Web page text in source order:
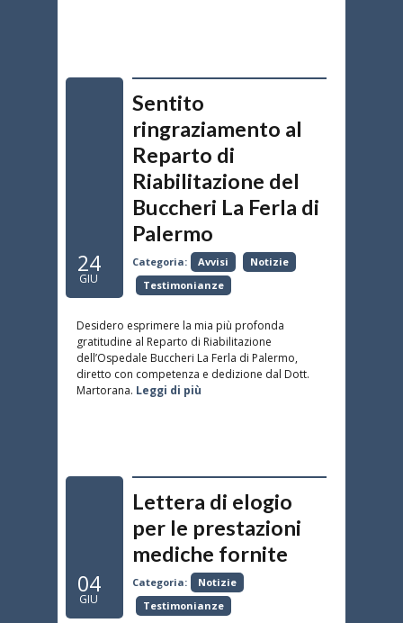
24
GIU
Sentito
ringraziamento al
Reparto di
Riabilitazione del
Buccheri La Ferla di
Palermo
Categoria: Avvisi
Notizie
Testimonianze
Desidero esprimere la mia più profonda
gratitudine al Reparto di Riabilitazione
dell’Ospedale Buccheri La Ferla di Palermo,
diretto con competenza e dedizione dal Dott.
Martorana. Leggi di più
04
GIU
Lettera di elogio
per le prestazioni
mediche fornite
Categoria:
Notizie
Testimonianze